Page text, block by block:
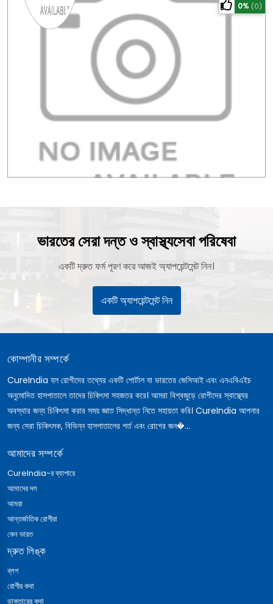
0% (0)
ভারতের সেরা দন্ত ও স্বাস্থ্যসেবা পরিষেবা
একটি দ্রুত ফর্ম পূরণ করে আজই অ্যাপয়েন্টমেন্ট নিন।
একটি অ্যাপয়েন্টমেন্ট নিন
কোম্পানীর সম্পর্কে
CureIndia হল রোগীদের তথ্যের একটি পোর্টাল যা ভারতের জেসিআই এবং এনএবিএইচ
অনুমোদিত হাসপাতালে তাদের চিকিৎসা সহজতর করে। আমরা বিশ্বজুড়ে রোগীদের স্বাস্থ্যের
অবস্থার জন্য চিকিৎসা করার সময় জ্ঞাত সিদ্ধান্ত নিতে সহায়তা করি। CureIndia আপনার
জন্য সেরা চিকিৎসক, বিভিন্ন হাসপাতালের শর্ত এবং রোগের জন�...
আমাদের সম্পর্কে
CureIndia-র ব্যাপারে
আমাদের দল
আমরা
আন্তর্জাতিক রোগীরা
কেন ভারত
দ্রুত লিঙ্ক
ব্লগ
রোগীর কথা
ডাক্তারের কথা